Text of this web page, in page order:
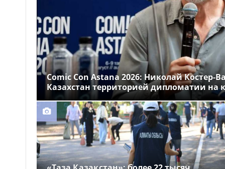
14:00
Более 1 млн тг: кому в
Казахстане предлагали
самые высокие зарплаты
12:55
Стало известно, на
какие специальности
выделили больше всего
грантов в Казахстане
Comic Con Astana 2026: Николай Костер-
Казахстан территорией дипломатии на